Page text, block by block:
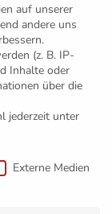
auf unserer
andere uns
(z. B. IP-
Inhalte oder
über die
jederzeit unter
Externe Medien